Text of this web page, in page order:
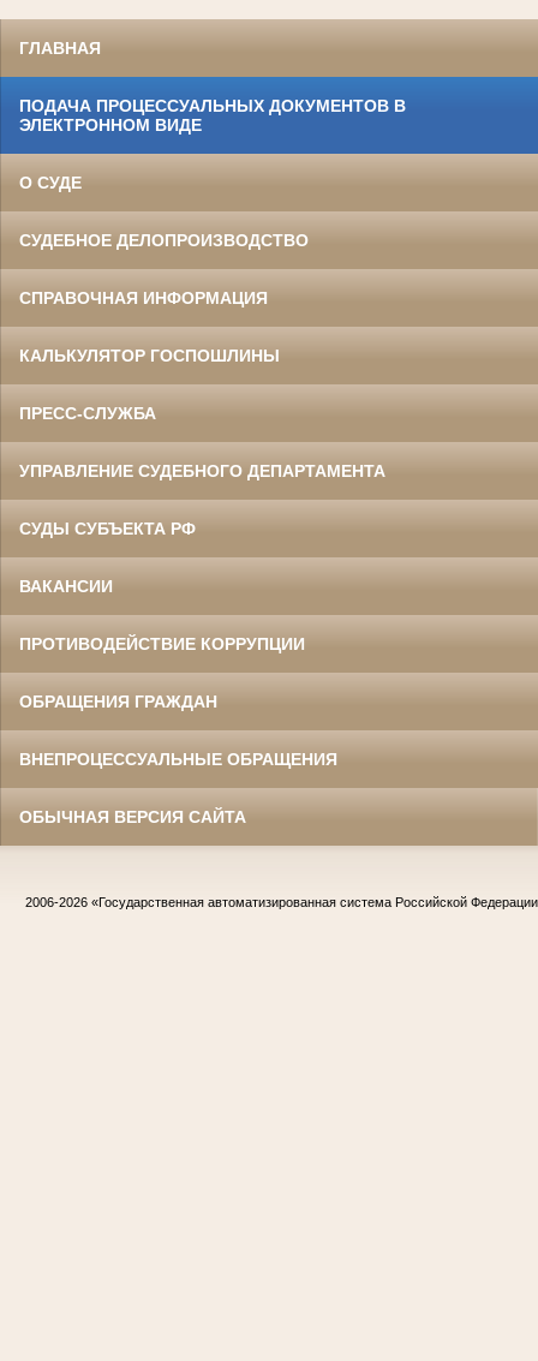
ГЛАВНАЯ
ПОДАЧА ПРОЦЕССУАЛЬНЫХ ДОКУМЕНТОВ В
ЭЛЕКТРОННОМ ВИДЕ
О СУДЕ
СУДЕБНОЕ ДЕЛОПРОИЗВОДСТВО
СПРАВОЧНАЯ ИНФОРМАЦИЯ
КАЛЬКУЛЯТОР ГОСПОШЛИНЫ
ПРЕСС-СЛУЖБА
УПРАВЛЕНИЕ СУДЕБНОГО ДЕПАРТАМЕНТА
СУДЫ СУБЪЕКТА РФ
ВАКАНСИИ
ПРОТИВОДЕЙСТВИЕ КОРРУПЦИИ
ОБРАЩЕНИЯ ГРАЖДАН
ВНЕПРОЦЕССУАЛЬНЫЕ ОБРАЩЕНИЯ
ОБЫЧНАЯ ВЕРСИЯ САЙТА
2006-2026 «Государственная автоматизированная система Российской